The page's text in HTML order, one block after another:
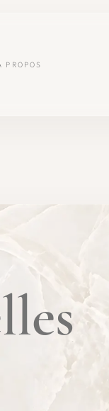
PROPOS